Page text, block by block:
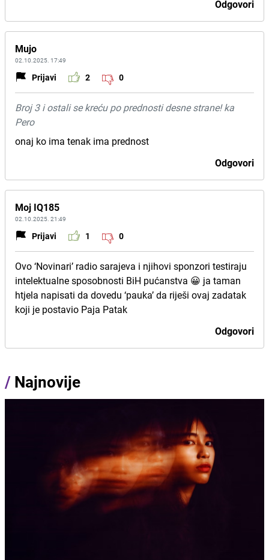
Odgovori
Mujo
02.10.2025. 17:49
Prijavi 2 0
Broj 3 i ostali se kreću po prednosti desne strane! ka
Pero
onaj ko ima tenak ima prednost
Odgovori
Moj IQ185
02.10.2025. 21:49
Prijavi 1 0
Ovo ‘Novinari’ radio sarajeva i njihovi sponzori testiraju
intelektualne sposobnosti BiH pućanstva 😀 ja taman
htjela napisati da dovedu ‘pauka’ da riješi ovaj zadatak
koji je postavio Paja Patak
Odgovori
/ Najnovije